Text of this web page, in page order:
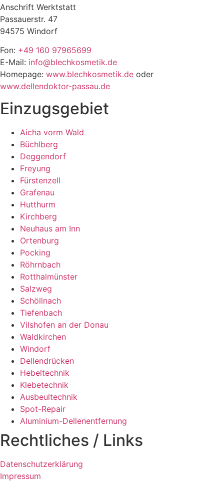
Anschrift Werktstatt
Passauerstr. 47
94575 Windorf
Fon: +49 160 97965699
E-Mail: info@blechkosmetik.de
Homepage: www.blechkosmetik.de oder
www.dellendoktor-passau.de
Einzugsgebiet
Aicha vorm Wald
Büchlberg
Deggendorf
Freyung
Fürstenzell
Grafenau
Hutthurm
Kirchberg
Neuhaus am Inn
Ortenburg
Pocking
Röhrnbach
Rotthalmünster
Salzweg
Schöllnach
Tiefenbach
Vilshofen an der Donau
Waldkirchen
Windorf
Dellendrücken
Hebeltechnik
Klebetechnik
Ausbeultechnik
Spot-Repair
Aluminium-Dellenentfernung
Rechtliches / Links
Datenschutzerklärung
Impressum